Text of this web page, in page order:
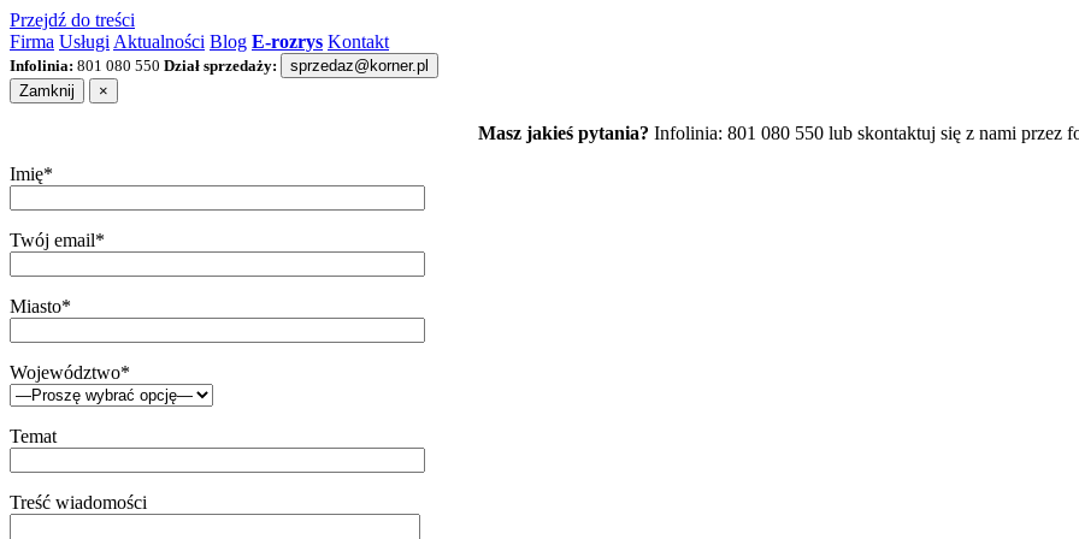
Przejdź do treści
Firma Usługi Aktualności Blog E-rozrys Kontakt
Infolinia: 801 080 550 Dział sprzedaży:
sprzedaz@korner.pl
Zamknij
×
Masz jakieś pytania? Infolinia: 801 080 550 lub skontaktuj się z nami przez
Imię*
Twój email*
Miasto*
Województwo*
Temat
Treść wiadomości